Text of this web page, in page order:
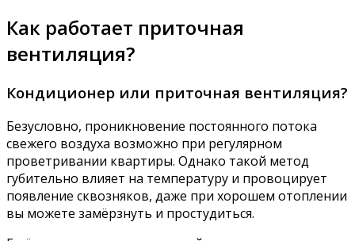
Как работает приточная
вентиляция?
Кондиционер или приточная вентиляция?
Безусловно, проникновение постоянного потока
свежего воздуха возможно при регулярном
проветривании квартиры. Однако такой метод
губительно влияет на температуру и провоцирует
появление сквозняков, даже при хорошем отоплении
вы можете замёрзнуть и простудиться.